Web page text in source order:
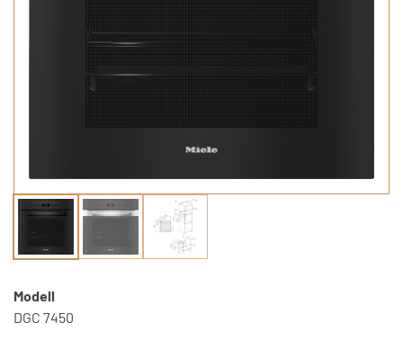
Modell
DGC 7450